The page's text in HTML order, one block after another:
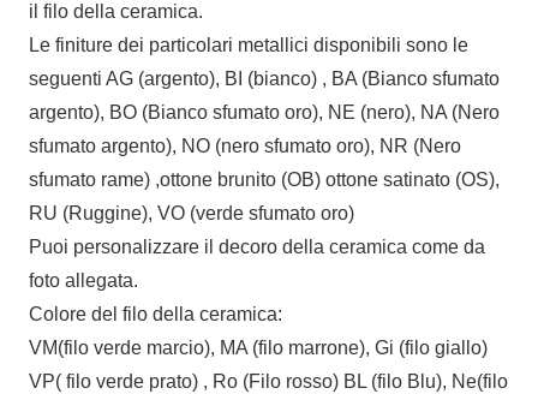
il filo della ceramica.
Le finiture dei particolari metallici disponibili sono le
seguenti AG (argento), BI (bianco) , BA (Bianco sfumato
argento), BO (Bianco sfumato oro), NE (nero), NA (Nero
sfumato argento), NO (nero sfumato oro), NR (Nero
sfumato rame) ,ottone brunito (OB) ottone satinato (OS),
RU (Ruggine), VO (verde sfumato oro)
Puoi personalizzare il decoro della ceramica come da
foto allegata.
Colore del filo della ceramica:
VM(filo verde marcio), MA (filo marrone), Gi (filo giallo)
VP( filo verde prato) , Ro (Filo rosso) BL (filo Blu), Ne(filo